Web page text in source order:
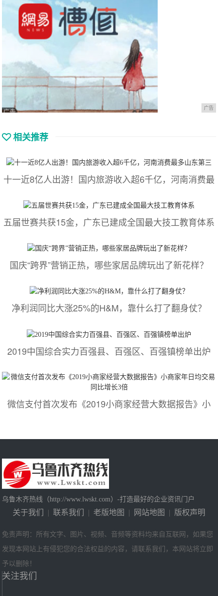
广告
相关推荐
十一近8亿人出游！国内旅游收入超6千亿，河南消费最
五届世赛共获15金，广东已建成全国最大技工教育体系
国庆“跨界”营销正热，哪些家居品牌玩出了新花样？
净利润同比大涨25%的H&M，靠什么打了翻身仗？
2019中国综合实力百强县、百强区、百强镇榜单出炉
微信支付首次发布《2019小商家经营大数据报告》小
乌鲁木齐热线（http://www.lwskt.com）-打造最好的企业资讯门户
关于我们 | 联系我们 | 老版地图 | 网站地图 | 版权声明
免责声明：所有文字、图片、视频、音频等资料均来自互联网，如果您
发现本网站上有侵犯您的合法权益的内容，请联系我们，本网站将立即
予以删除！
关注我们